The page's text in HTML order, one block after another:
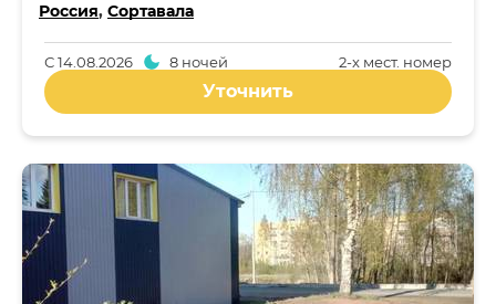
Россия, Сортавала
2-x мест. номер
С14.08.2026 8 ночей
Уточнить